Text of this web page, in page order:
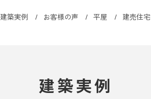
建築実例 お客様の声 平屋 建売住宅
建築実例